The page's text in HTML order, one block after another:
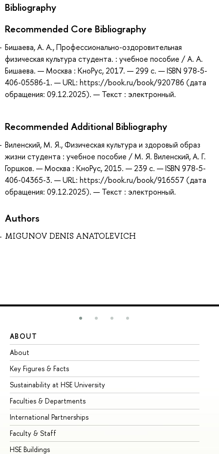
Bibliography
Recommended Core Bibliography
Бишаева, А. А., Профессионально-оздоровительная
физическая культура студента. : учебное пособие / А. А.
Бишаева. — Москва : КноРус, 2017. — 299 с. — ISBN 978-5-
406-05586-1. — URL: https://book.ru/book/920786 (дата
обращения: 09.12.2025). — Текст : электронный.
Recommended Additional Bibliography
Виленский, М. Я., Физическая культура и здоровый образ
жизни студента : учебное пособие / М. Я. Виленский, А. Г.
Горшков. — Москва : КноРус, 2015. — 239 с. — ISBN 978-5-
406-04365-3. — URL: https://book.ru/book/916557 (дата
обращения: 09.12.2025). — Текст : электронный.
Authors
MIGUNOV DENIS ANATOLEVICH
ABOUT
About
Key Figures & Facts
Sustainability at HSE University
Faculties & Departments
International Partnerships
Faculty & Staff
HSE Buildings